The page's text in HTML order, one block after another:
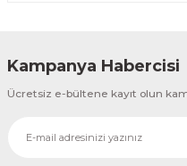
Evinemoda
Vincent Van Gogh Temalı 3
1.000,00 TL ÜRÜNÜ
Kampanya Habercisi
Ücretsiz e-bültene kayıt olun